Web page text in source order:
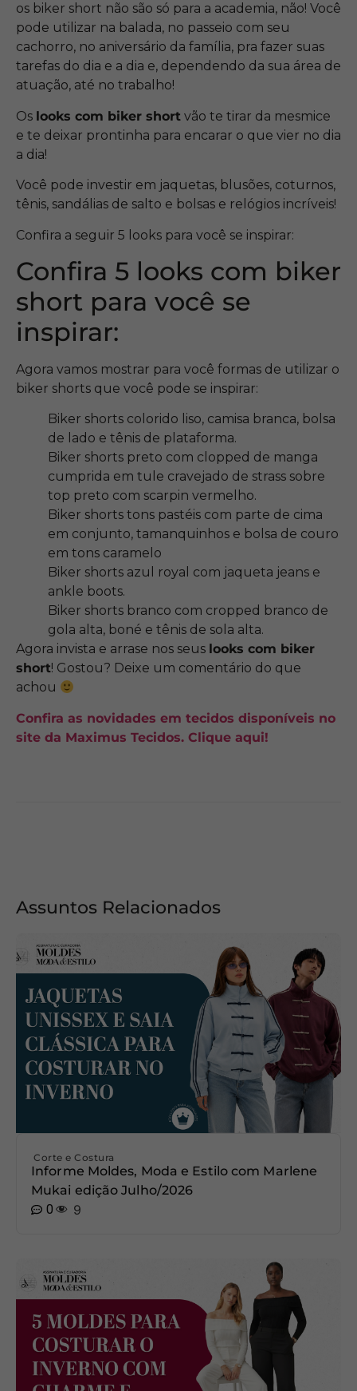
os biker short não são só para a academia, não! Você
pode utilizar na balada, no passeio com seu
cachorro, no aniversário da família, pra fazer suas
tarefas do dia e a dia e, dependendo da sua área de
atuação, até no trabalho!
Os looks com biker short vão te tirar da mesmice
e te deixar prontinha para encarar o que vier no dia
a dia!
Você pode investir em jaquetas, blusões, coturnos,
tênis, sandálias de salto e bolsas e relógios incríveis!
Confira a seguir 5 looks para você se inspirar:
Confira 5 looks com biker
short para você se
inspirar:
Agora vamos mostrar para você formas de utilizar o
biker shorts que você pode se inspirar:
Biker shorts colorido liso, camisa branca, bolsa
de lado e tênis de plataforma.
Biker shorts preto com clopped de manga
cumprida em tule cravejado de strass sobre
top preto com scarpin vermelho.
Biker shorts tons pastéis com parte de cima
em conjunto, tamanquinhos e bolsa de couro
em tons caramelo
Biker shorts azul royal com jaqueta jeans e
ankle boots.
Biker shorts branco com cropped branco de
gola alta, boné e tênis de sola alta.
Agora invista e arrase nos seus looks com biker
short! Gostou? Deixe um comentário do que
achou
Confira as novidades em tecidos disponíveis no
site da Maximus Tecidos. Clique aqui!
Assuntos Relacionados
Corte e Costura
Informe Moldes, Moda e Estilo com Marlene
Mukai edição Julho/2026
0
9